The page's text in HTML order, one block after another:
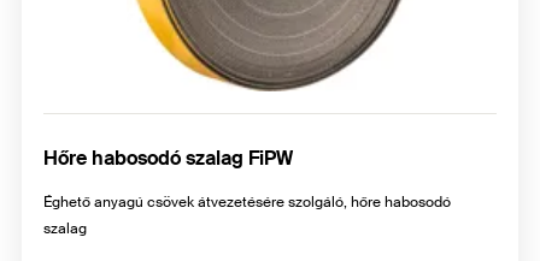
Hőre habosodó szalag FiPW
Éghető anyagú csövek átvezetésére szolgáló, hőre habosodó
szalag